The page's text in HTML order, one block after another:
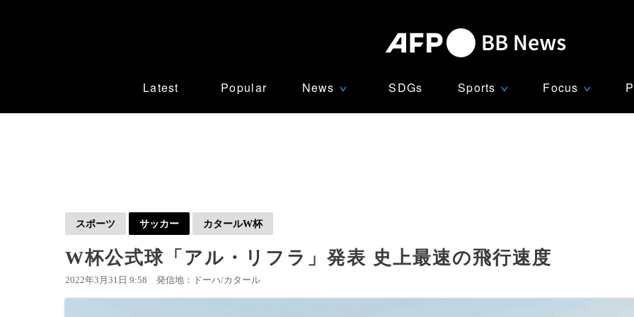
Latest Popular News ∨ SDGs Sports ∨ Focus ∨
スポーツ サッカー カタールW杯
W杯公式球「アル・リフラ」発表 史上最速の飛行速度
2022年3月31日 9:58 発信地：ドーハ/カタール